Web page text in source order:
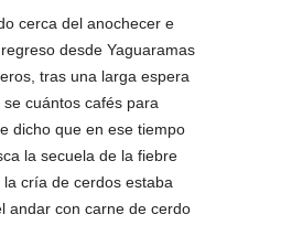
cerca del anochecer e
desde Yaguaramas
tras una larga espera
cuántos cafés para
dicho que en ese tiempo
la secuela de la fiebre
cría de cerdos estaba
andar con carne de cerdo